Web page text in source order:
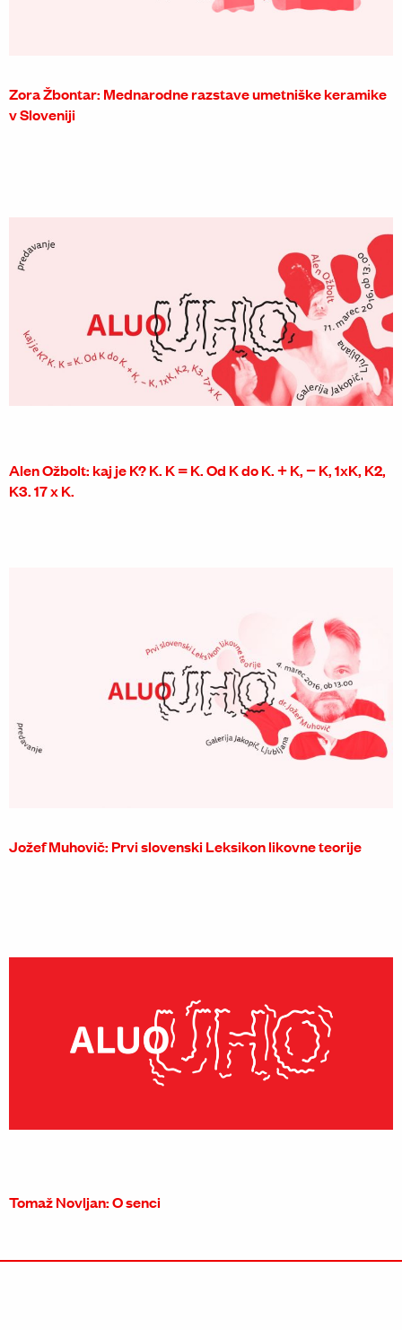
Zora Žbontar: Mednarodne razstave umetniške keramike
v Sloveniji
Alen Ožbolt: kaj je K? K. K = K. Od K do K. + K, − K, 1xK, K2,
K3. 17 x K.
Jožef Muhovič: Prvi slovenski Leksikon likovne teorije
Tomaž Novljan: O senci